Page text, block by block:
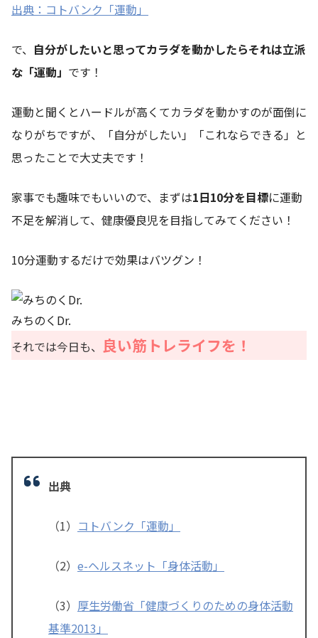
出典：コトバンク「運動」
で、 自分がしたいと思ってカラダを動かしたらそれは立派
な「運動」 です！
運動と聞くとハードルが高くてカラダを動かすのが面倒に
なりがちですが、「自分がしたい」「これならできる」と
思ったことで大丈夫です！
家事でも趣味でもいいので、まずは1日10分を目標に運動
不足を解消して、健康優良児を目指してみてください！
10分運動するだけで効果はバツグン！
みちのくDr.
それでは今日も、 良い筋トレライフを！
出典
（1） コトバンク「運動」
（2） e-ヘルスネット「身体活動」
（3） 厚生労働省「健康づくりのための身体活動
基準2013」